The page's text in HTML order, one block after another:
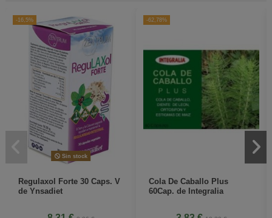
-16,5%
Sin stock
Regulaxol Forte 30 Caps. V
de Ynsadiet
-62,78%
Cola De Caballo Plus
60Cap. de Integralia